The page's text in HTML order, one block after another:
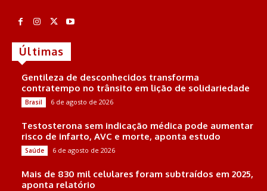
Últimas
Gentileza de desconhecidos transforma
contratempo no trânsito em lição de solidariedade
Brasil 6 de agosto de 2026
Testosterona sem indicação médica pode aumentar
risco de infarto, AVC e morte, aponta estudo
Saúde 6 de agosto de 2026
Mais de 830 mil celulares foram subtraídos em 2025,
aponta relatório